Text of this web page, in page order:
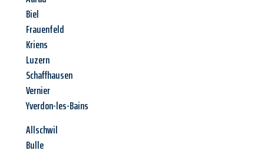
Biel
Frauenfeld
Kriens
Luzern
Schaffhausen
Vernier
Yverdon-les-Bains
Allschwil
Bulle